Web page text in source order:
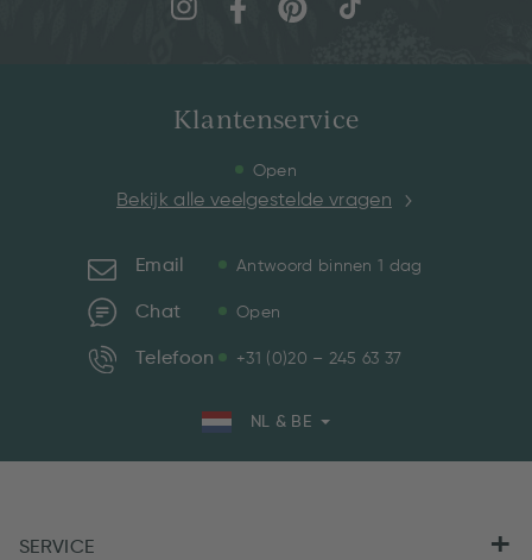
Klantenservice
Open
Bekijk alle veelgestelde vragen
Email Antwoord binnen 1 dag
Chat Open
Telefoon +31 (0)20 – 245 63 37
NL & BE
SERVICE